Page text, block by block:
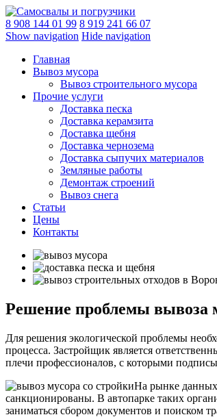
8 908 144 01 99 8 919 241 66 07
Show navigation Hide navigation
Главная
Вывоз мусора
Вывоз строительного мусора
Прочие услуги
Доставка песка
Доставка керамзита
Доставка щебня
Доставка чернозема
Доставка сыпучих материалов
Земляные работы
Демонтаж строений
Вывоз снега
Статьи
Цены
Контакты
Решение проблемы вывоза
Для решения экологической проблемы
процесса. Застройщик является
плечи профессионалов, с которыми
На рынке данных
санкционированы. В автопарке таких
заниматься сбором документов и поиском